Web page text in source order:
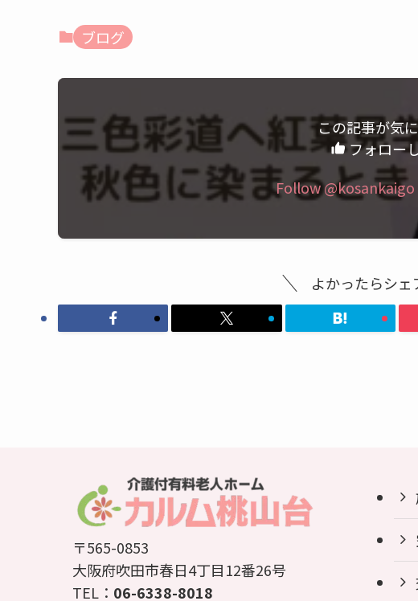
ブログ
この記事が気
フォロー
Follow @kosankaigo
よかったらシェ
〒565-0853
大阪府吹田市春日4丁目12番26号
TEL： 06-6338-8018